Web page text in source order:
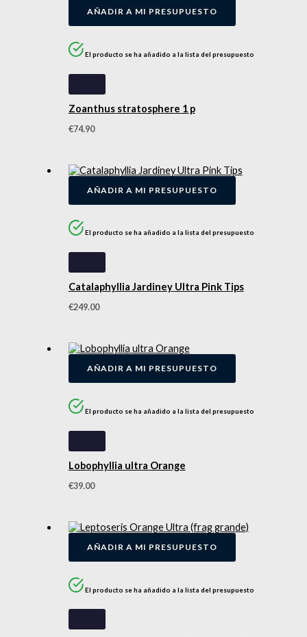
AÑADIR A MI PRESUPUESTO
El producto se ha añadido a la lista del presupuesto
Zoanthus stratosphere 1 p
€74.90
AÑADIR A MI PRESUPUESTO
El producto se ha añadido a la lista del presupuesto
Catalaphyllia Jardiney Ultra Pink Tips
€249.00
AÑADIR A MI PRESUPUESTO
El producto se ha añadido a la lista del presupuesto
Lobophyllia ultra Orange
€39.00
AÑADIR A MI PRESUPUESTO
El producto se ha añadido a la lista del presupuesto